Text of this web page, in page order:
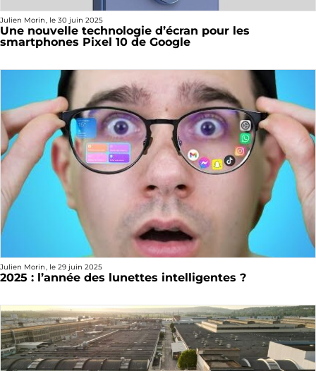
Julien Morin, le 30 juin 2025
Une nouvelle technologie d’écran pour les
smartphones Pixel 10 de Google
Julien Morin, le 29 juin 2025
2025 : l’année des lunettes intelligentes ?